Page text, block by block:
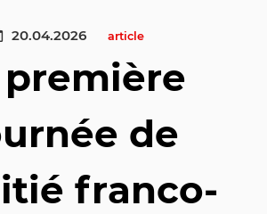
20.04.2026 article
première
de
franco-